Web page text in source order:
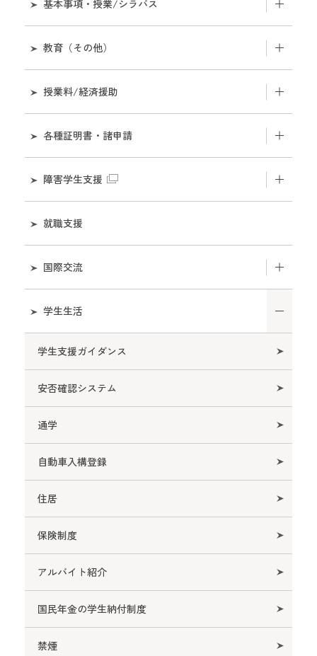
基本事項・授業/シラバス
学年暦・授業計画
シラバスについて
気象警報発表時・交通機関運休時における授業の
学生証
履修登録
出席管理システム
単位互換
学籍の異動
学籍情報の変更
オフィスアワー
学内規則
自主演習について
GPA制度・CAP制について
教育（その他）
研究生・科目等履修生について
『高校生を対象とした大学授業の公開』について
学部開放授業についてについて
授業料/経済援助
授業料のお支払いについて
奨学金について
各種証明書・諸申請
在学中の諸証明発行について
入学料・授業料の納入証明書発行について
課外活動関連の証明書発行について
障害学生支援
障害学生支援室
在学生の方へ
入学希望者の方へ
教職員の方へ
就職支援
国際交流
留学について
学生生活
学生支援ガイダンス
安否確認システム
通学
自動車入構登録
住居
保険制度
アルバイト紹介
国民年金の学生納付制度
禁煙